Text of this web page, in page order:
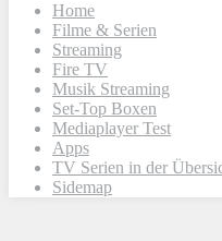
Home
Filme & Serien
Streaming
Fire TV
Musik Streaming
Set-Top Boxen
Mediaplayer Test
Apps
TV Serien in der
Sidemap